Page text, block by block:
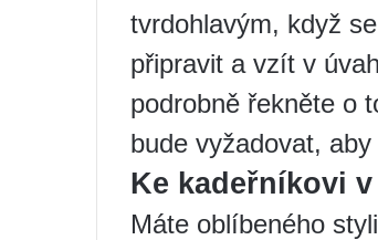
tvrdohlavým, když
připravit a vzít v
podrobně řekněte o
bude vyžadovat,
Ke kadeřníkovi
Máte oblíbeného